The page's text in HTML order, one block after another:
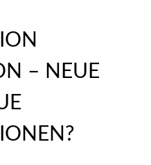
– NEUE